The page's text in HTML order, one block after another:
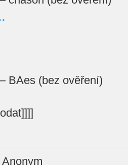
BAes (bez ověření)